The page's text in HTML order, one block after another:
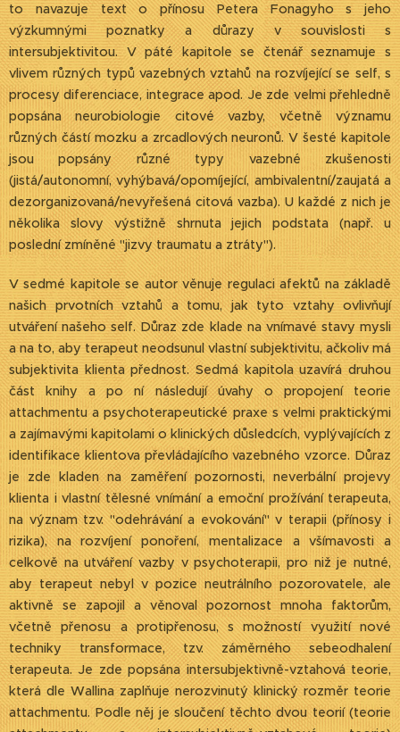
to navazuje text o přínosu Petera Fonagyho s jeho
výzkumnými poznatky a důrazy v souvislosti s
intersubjektivitou. V páté kapitole se čtenář seznamuje s
vlivem různých typů vazebných vztahů na rozvíjející se self, s
procesy diferenciace, integrace apod. Je zde velmi přehledně
popsána neurobiologie citové vazby, včetně významu
různých částí mozku a zrcadlových neuronů. V šesté kapitole
jsou popsány různé typy vazebné zkušenosti
(jistá/autonomní, vyhýbavá/opomíjející, ambivalentní/zaujatá a
dezorganizovaná/nevyřešená citová vazba). U každé z nich je
několika slovy výstižně shrnuta jejich podstata (např. u
poslední zmíněné "jizvy traumatu a ztráty").
V sedmé kapitole se autor věnuje regulaci afektů na základě
našich prvotních vztahů a tomu, jak tyto vztahy ovlivňují
utváření našeho self. Důraz zde klade na vnímavé stavy mysli
a na to, aby terapeut neodsunul vlastní subjektivitu, ačkoliv má
subjektivita klienta přednost. Sedmá kapitola uzavírá druhou
část knihy a po ní následují úvahy o propojení teorie
attachmentu a psychoterapeutické praxe s velmi praktickými
a zajímavými kapitolami o klinických důsledcích, vyplývajících z
identifikace klientova převládajícího vazebného vzorce. Důraz
je zde kladen na zaměření pozornosti, neverbální projevy
klienta i vlastní tělesné vnímání a emoční prožívání terapeuta,
na význam tzv. "odehrávání a evokování" v terapii (přínosy i
rizika), na rozvíjení ponoření, mentalizace a všímavosti a
celkově na utváření vazby v psychoterapii, pro niž je nutné,
aby terapeut nebyl v pozice neutrálního pozorovatele, ale
aktivně se zapojil a věnoval pozornost mnoha faktorům,
včetně přenosu a protipřenosu, s možností využití nové
techniky transformace, tzv. záměrného sebeodhalení
terapeuta. Je zde popsána intersubjektivně-vztahová teorie,
která dle Wallina zaplňuje nerozvinutý klinický rozměr teorie
attachmentu. Podle něj je sloučení těchto dvou teorií (teorie